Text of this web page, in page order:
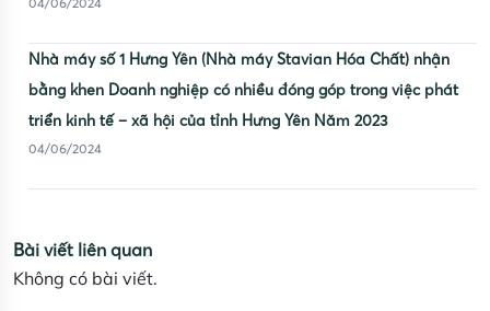
Nhà máy số 1 Hưng Yên (Nhà máy Stavian Hóa Chất) nhận
bằng khen Doanh nghiệp có nhiều đóng góp trong việc phát
triển kinh tế – xã hội của tỉnh Hưng Yên Năm 2023
04/06/2024
Bài viết liên quan
Không có bài viết.